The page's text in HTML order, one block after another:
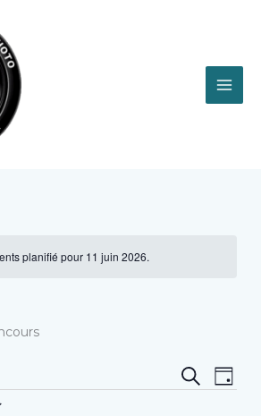
planifié pour 11 juin 2026.
Recherche
et
de